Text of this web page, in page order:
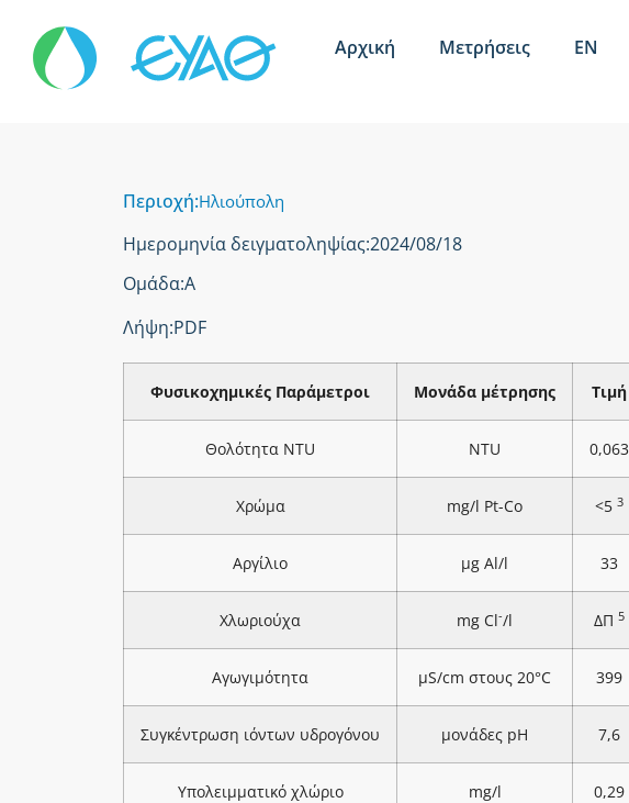
Αρχική Μετρήσεις EN
Περιοχή:Ηλιούπολη
Ημερομηνία δειγματοληψίας:2024/08/18
Ομάδα:Α
Λήψη:PDF
Φυσικοχημικές Παράμετροι Μονάδα μέτρησης Τιμή
Θολότητα NTU NTU 0,063
Χρώμα mg/l Pt-Co <5 3
Αργίλιο μg Al/l 33
Χλωριούχα mg Cl-/l ΔΠ 5
Αγωγιμότητα μS/cm στους 20°C 399
Συγκέντρωση ιόντων υδρογόνου μονάδες pH 7,6
Υπολειμματικό χλώριο mg/l 0,29